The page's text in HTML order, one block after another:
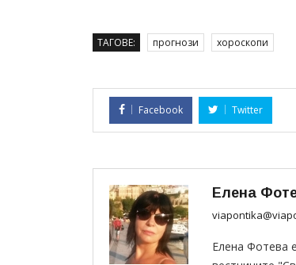
ТАГОВЕ: прогнози хороскопи
Facebook Twitter
Елена
Елена Фотева